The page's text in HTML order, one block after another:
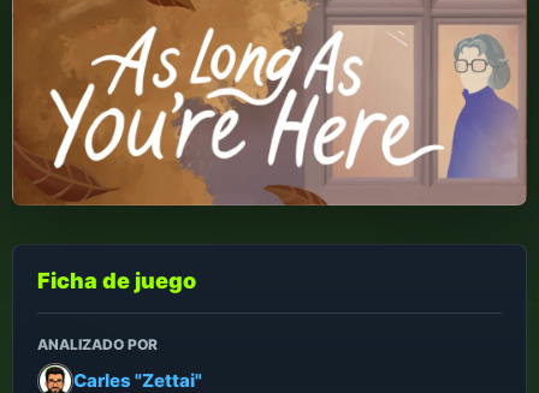
Ficha de juego
ANALIZADO POR
Carles "Zettai"